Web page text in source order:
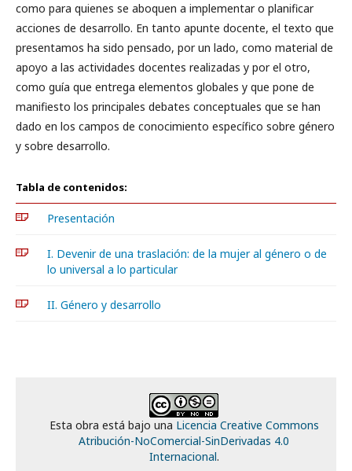
como para quienes se aboquen a implementar o planificar
acciones de desarrollo. En tanto apunte docente, el texto que
presentamos ha sido pensado, por un lado, como material de
apoyo a las actividades docentes realizadas y por el otro,
como guía que entrega elementos globales y que pone de
manifiesto los principales debates conceptuales que se han
dado en los campos de conocimiento específico sobre género
y sobre desarrollo.
Tabla de contenidos:
Presentación
I. Devenir de una traslación: de la mujer al género o de
lo universal a lo particular
II. Género y desarrollo
Esta obra está bajo una Licencia Creative Commons
Atribución-NoComercial-SinDerivadas 4.0
Internacional.